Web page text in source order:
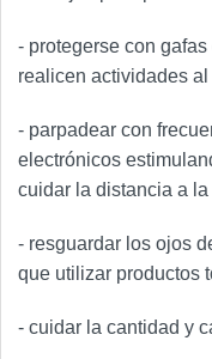
- protegerse con
realicen actividades
- parpadear con
electrónicos
cuidar la distancia a
- resguardar los ojos
que utilizar productos
- cuidar la cantidad y